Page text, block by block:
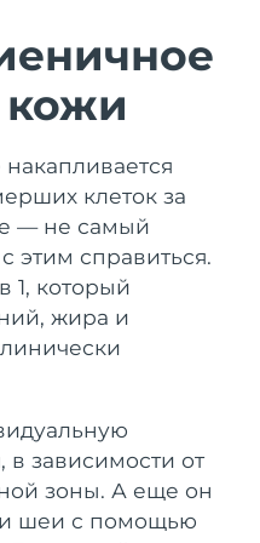
клеток за
— не самый
этим справиться.
1, который
жира и
зависимости от
зоны. А еще он
и шеи с помощью
massage
on-the-go
& lips
smoothing device
red light therapy
Забота о полости рта
sonic toothbrush
УХОД
LED-процедуры
Ожидаемая дата доставки
Ожидаемая дата доставки
9/8/26
10/8/26
Ожидаемая дата доставки
Ожидаемая дата доставки
12/8/26